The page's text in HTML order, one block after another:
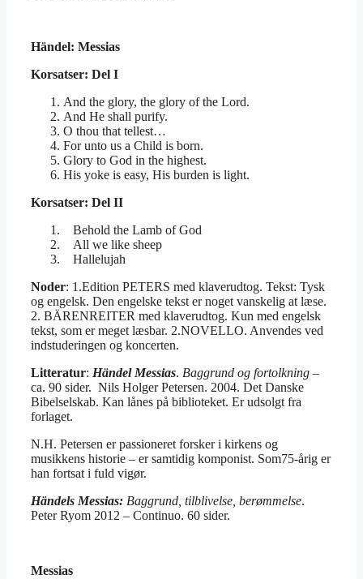
Händel: Messias
Korsatser: Del I
And the glory, the glory of the Lord.
And He shall purify.
O thou that tellest…
For unto us a Child is born.
Glory to God in the highest.
His yoke is easy, His burden is light.
Korsatser: Del II
Behold the Lamb of God
All we like sheep
Hallelujah
Noder: 1.Edition PETERS med klaverudtog. Tekst: Tysk
og engelsk. Den engelske tekst er noget vanskelig at læse.
2. BÄRENREITER med klaverudtog. Kun med engelsk
tekst, som er meget læsbar. 2.NOVELLO. Anvendes ved
indstuderingen og koncerten.
Litteratur: Händel Messias. Baggrund og fortolkning –
ca. 90 sider. Nils Holger Petersen. 2004. Det Danske
Bibelselskab. Kan lånes på biblioteket. Er udsolgt fra
forlaget.
N.H. Petersen er passioneret forsker i kirkens og
musikkens historie – er samtidig komponist. Som75-årig er
han fortsat i fuld vigør.
Händels Messias: Baggrund, tilblivelse, berømmelse.
Peter Ryom 2012 – Continuo. 60 sider.
Messias